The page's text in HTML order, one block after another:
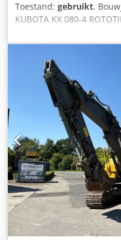
Toestand: gebruikt,
KUBOTA KX 080-4
Bouwjaar 2016 *
rupsbanden in zeer
Ajzpb Tusqporf *
machine